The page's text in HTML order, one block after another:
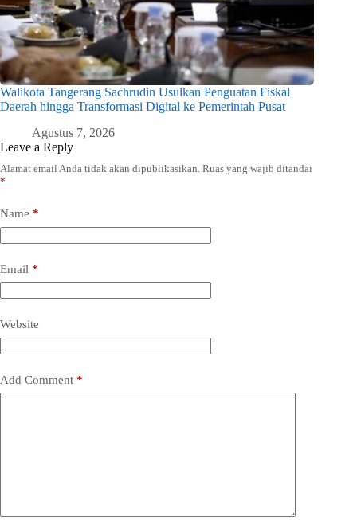
Walikota Tangerang Sachrudin Usulkan Penguatan Fiskal
Daerah hingga Transformasi Digital ke Pemerintah Pusat
Agustus 7, 2026
Leave a Reply
Alamat email Anda tidak akan dipublikasikan. Ruas yang wajib ditandai
*
Name *
Email *
Website
Add Comment *